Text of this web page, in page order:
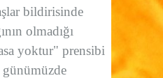
bildirisinde
olmadığı
yoktur" prensibi